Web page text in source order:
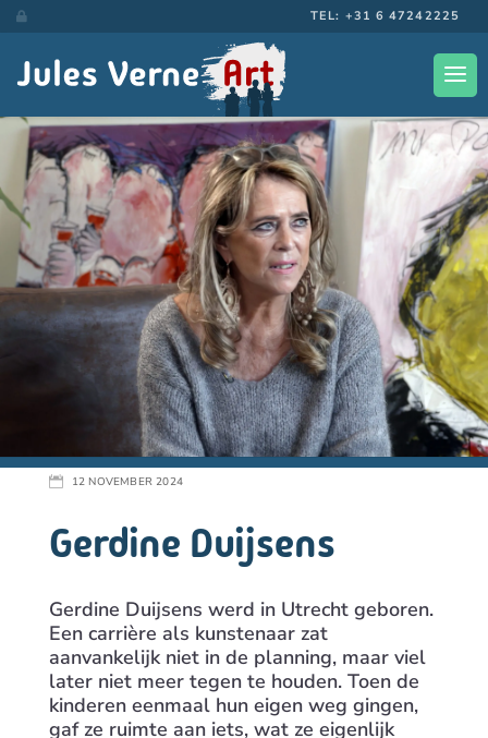
 TEL: +31 6 47242225
 12 NOVEMBER 2024
Gerdine Duijsens
Gerdine Duijsens werd in Utrecht geboren.
Een carrière als kunstenaar zat
aanvankelijk niet in de planning, maar viel
later niet meer tegen te houden. Toen de
kinderen eenmaal hun eigen weg gingen,
gaf ze ruimte aan iets, wat ze eigenlijk